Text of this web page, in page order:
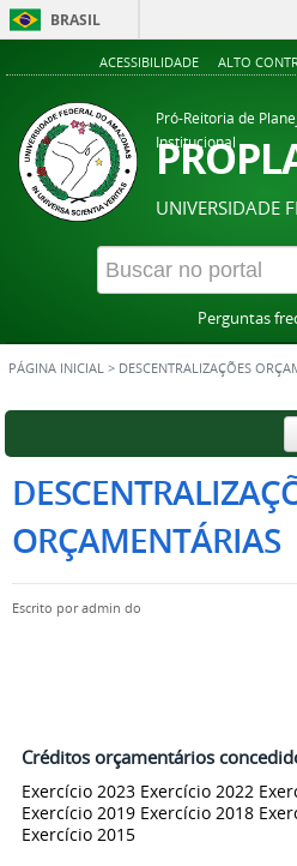
BRASIL
ACESSIBILIDADE ALTO
Pró-Reitoria de
Institucional
UNIVERSIDADE
Perguntas
PÁGINA INICIAL > DESCENTRALIZAÇÕES
ORÇAMENTÁRIAS
Escrito poradmin do
Créditos orçamentários
Exercício 2023 Exercício 2022
Exercício 2019 Exercício 2018
Exercício 2015